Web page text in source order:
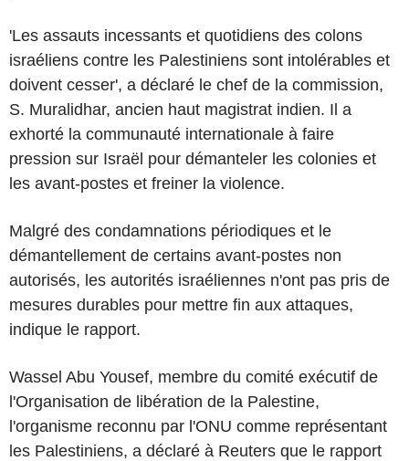
'Les assauts incessants et quotidiens des colons
israéliens contre les Palestiniens sont intolérables et
doivent cesser', a déclaré le chef de la commission,
S. Muralidhar, ancien haut magistrat indien. Il a
exhorté la communauté internationale à faire
pression sur Israël pour démanteler les colonies et
les avant-postes et freiner la violence.
Malgré des condamnations périodiques et le
démantellement de certains avant-postes non
autorisés, les autorités israéliennes n'ont pas pris de
mesures durables pour mettre fin aux attaques,
indique le rapport.
Wassel Abu Yousef, membre du comité exécutif de
l'Organisation de libération de la Palestine,
l'organisme reconnu par l'ONU comme représentant
les Palestiniens, a déclaré à Reuters que le rapport